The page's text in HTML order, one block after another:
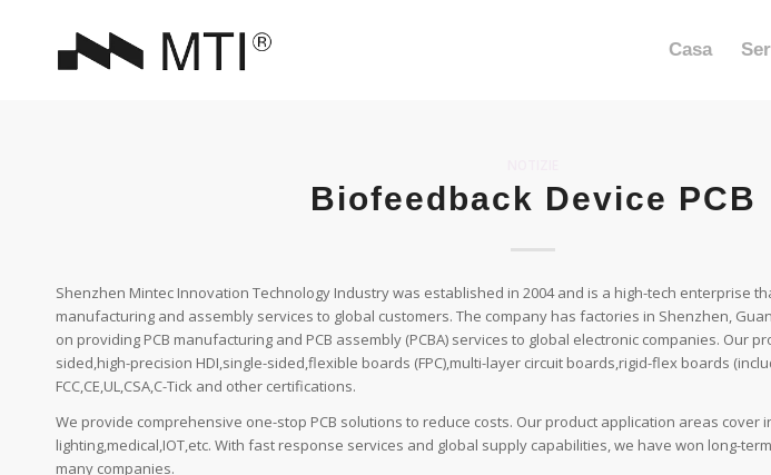
Casa
Biofeedback Device PCB
Shenzhen Mintec Innovation Technology Industry was established in 2004 and is a high-tech enterprise
manufacturing and assembly services to global customers. The company has factories in Shenzhen,
on providing PCB manufacturing and PCB assembly (PCBA) services to global electronic companies. Our
sided,high-precision HDI,single-sided,flexible boards (FPC),multi-layer circuit boards,rigid-flex boards
FCC,CE,UL,CSA,C-Tick and other certifications.
We provide comprehensive one-stop PCB solutions to reduce costs. Our product application areas cover
lighting,medical,IOT,etc. With fast response services and global supply capabilities, we have won long-
many companies.